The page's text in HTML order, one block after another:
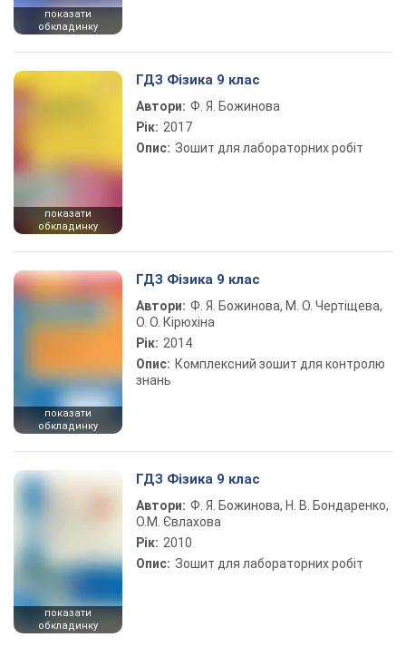
показати
обкладинку
показати
обкладинку
ГДЗ Фізика 9 клас
Автори: Ф. Я. Божинова
Рік: 2017
Опис:
Зошит для лабораторних робіт
показати
обкладинку
ГДЗ Фізика 9 клас
Автори: Ф. Я. Божинова, М. О. Чертіщева,
О. О. Кірюхіна
Рік: 2014
Опис: Комплексний зошит для контролю
знань
показати
обкладинку
ГДЗ Фізика 9 клас
Автори: Ф. Я. Божинова, Н. В. Бондаренко,
О.М. Євлахова
Рік: 2010
Опис: Зошит для лабораторних робіт